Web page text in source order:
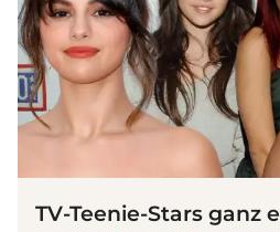
TV-Teenie-Stars ganz